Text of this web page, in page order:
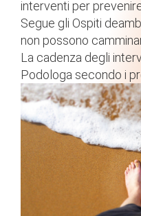
interventi per
Segue gli Ospiti
non possono
La cadenza degli
Podologa secondo i